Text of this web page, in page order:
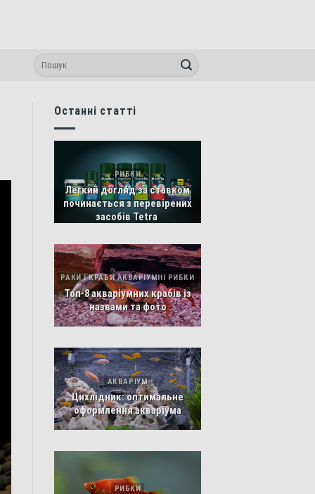
Останні статті
РИБКИ
Легкий догляд за ставком
починається з перевірених
засобів Tetra
РАКИ І КРАБИ АКВАРІУМНІ РИБКИ
Топ-8 акваріумних крабів із
назвами та фото
АКВАРІУМ
Цихлідник: оптимальне
оформлення акваріума
РИБКИ